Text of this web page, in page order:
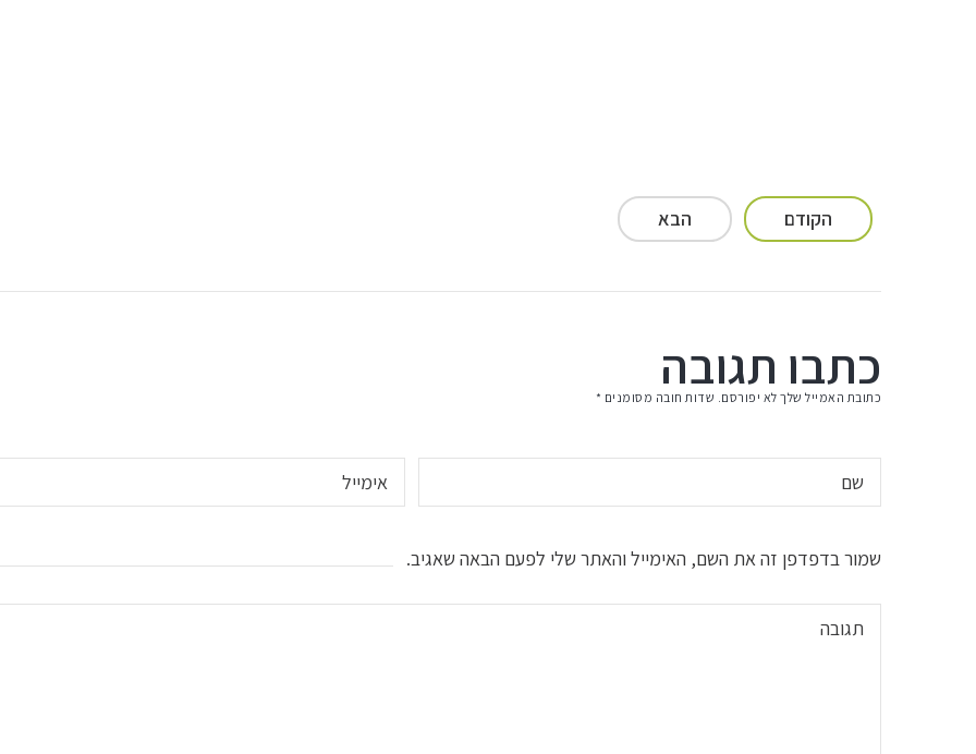
הקודם הבא
כתבו תגובה
כתובת האמייל שלך לא יפורסם. שדות חובה מסומנים *
שמור בדפדפן זה את השם, האימייל והאתר שלי לפעם הבאה שאגיב.